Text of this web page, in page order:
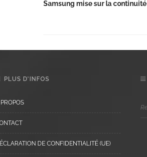
Samsung mise sur la continuité
PLUS D’INFOS
DE CONFIDENTIALITÉ (UE)